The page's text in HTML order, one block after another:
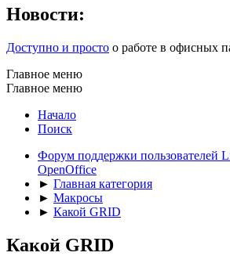
Новости:
Доступно и просто о работе в офисных
Главное меню
Главное меню
Начало
Поиск
Форум поддержки пользователей
OpenOffice
► Главная категория
► Макросы
► Какой GRID
Какой GRID